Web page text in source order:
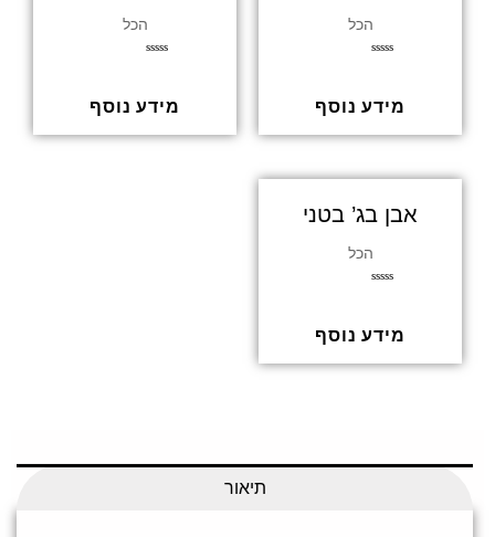
הכל
5
מידע נוסף
הכל
5
מידע נוסף
אבן בג’ בטני
הכל
5
מידע נוסף
תיאור